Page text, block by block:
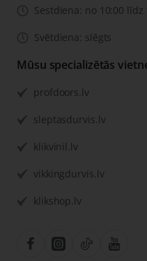
Sestdiena: no 10:00 līdz
Svētdiena: slēgts
Mūsu specializētās
profdoors.lv
sleptasdurvis.lv
klikvinil.lv
vikkingdurvis.lv
klikshop.lv